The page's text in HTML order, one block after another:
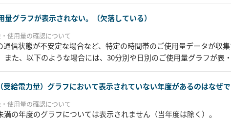
グラフが表示されない。（欠落している）
使用量の確認について
通信状態が不安定な場合など、特定の時間帯のご使用量データが収
また、以下のような場合には、30分別や日別のご使用量グラフが表
給電力量）グラフにおいて表示されていない年度があるのはなぜ
使用量の確認について
の年度のグラフについては表示されません（当年度は除く）。